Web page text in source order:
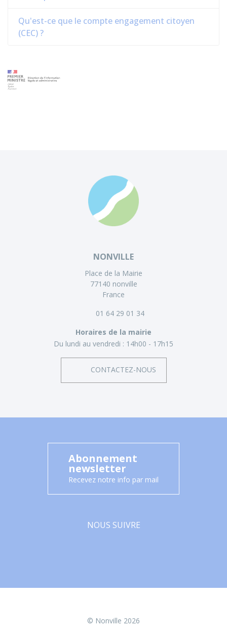
Qu'est-ce que le compte engagement citoyen
(CEC) ?
NONVILLE
Place de la Mairie
77140 nonville
France
01 64 29 01 34
Horaires de la mairie
Du lundi au vendredi : 14h00 - 17h15
CONTACTEZ-NOUS
Abonnement
newsletter
Recevez notre info par mail
NOUS SUIVRE
© Nonville 2026